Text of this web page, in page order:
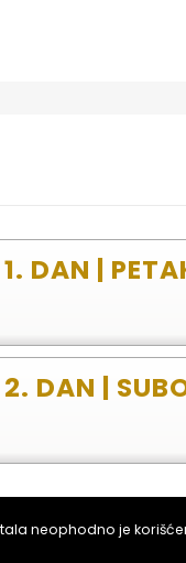
DAN |
2. DAN |
KUPI
neophodno je